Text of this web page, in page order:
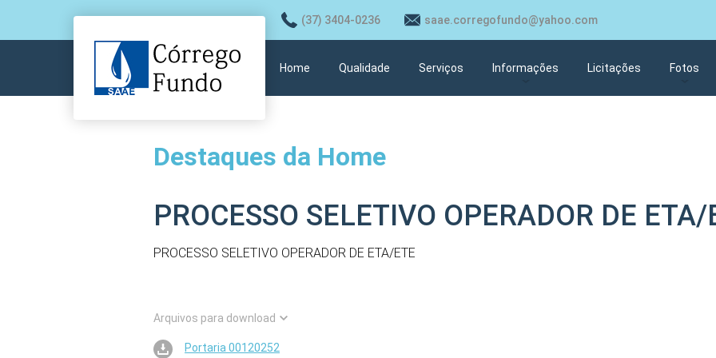
(37) 3404-0236 saae.corregofundo@yahoo.com
Home Qualidade Serviços Informações Licitações Fotos
Rua do
Destaques da Home
PROCESSO SELETIVO OPERADOR DE ETA/
PROCESSO SELETIVO OPERADOR DE ETA/ETE
Arquivos para download
Portaria 00120252